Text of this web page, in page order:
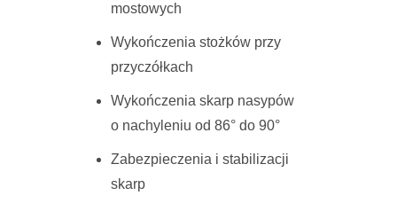
mostowych
Wykończenia stożków przy
przyczółkach
Wykończenia skarp nasypów
o nachyleniu od 86° do 90°
Zabezpieczenia i stabilizacji
skarp